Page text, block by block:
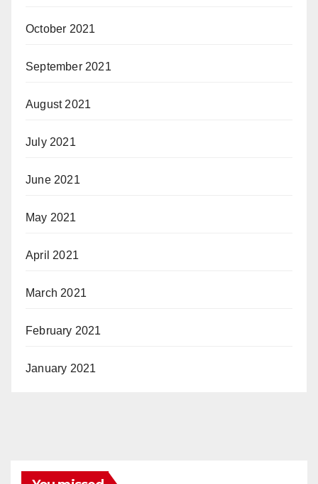
October 2021
September 2021
August 2021
July 2021
June 2021
May 2021
April 2021
March 2021
February 2021
January 2021